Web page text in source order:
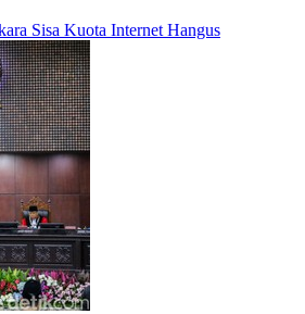
Sisa Kuota Internet Hangus